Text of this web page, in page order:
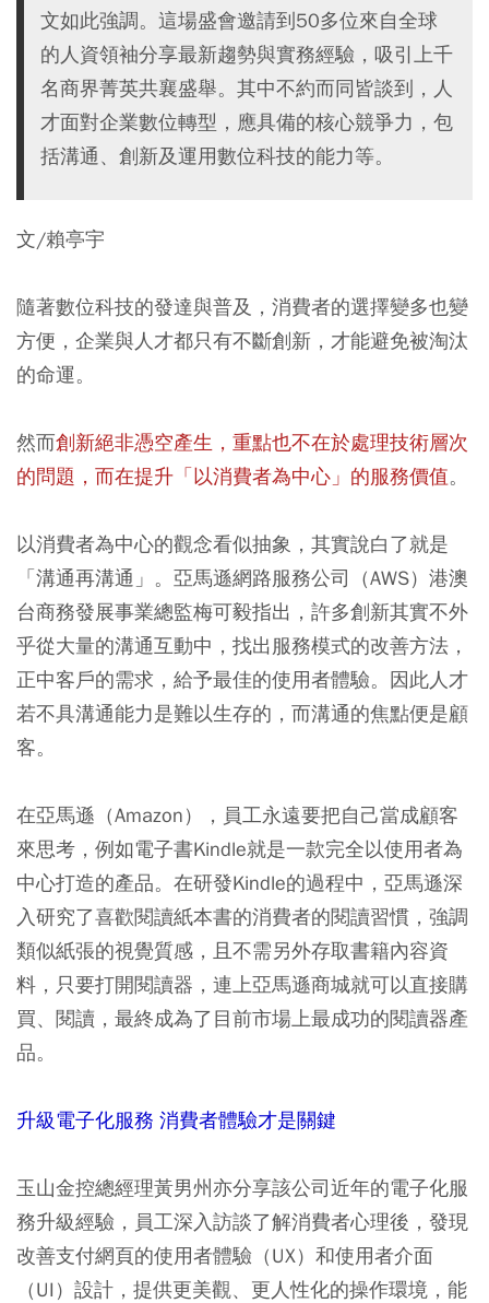
文如此強調。這場盛會邀請到50多位來自全球
的人資領袖分享最新趨勢與實務經驗，吸引上千
名商界菁英共襄盛舉。其中不約而同皆談到，人
才面對企業數位轉型，應具備的核心競爭力，包
括溝通、創新及運用數位科技的能力等。
文/賴亭宇
隨著數位科技的發達與普及，消費者的選擇變多也變
方便，企業與人才都只有不斷創新，才能避免被淘汰
的命運。
然而創新絕非憑空產生，重點也不在於處理技術層次
的問題，而在提升「以消費者為中心」的服務價值。
以消費者為中心的觀念看似抽象，其實說白了就是
「溝通再溝通」。亞馬遜網路服務公司（AWS）港澳
台商務發展事業總監梅可毅指出，許多創新其實不外
乎從大量的溝通互動中，找出服務模式的改善方法，
正中客戶的需求，給予最佳的使用者體驗。因此人才
若不具溝通能力是難以生存的，而溝通的焦點便是顧
客。
在亞馬遜（Amazon），員工永遠要把自己當成顧客
來思考，例如電子書Kindle就是一款完全以使用者為
中心打造的產品。在研發Kindle的過程中，亞馬遜深
入研究了喜歡閱讀紙本書的消費者的閱讀習慣，強調
類似紙張的視覺質感，且不需另外存取書籍內容資
料，只要打開閱讀器，連上亞馬遜商城就可以直接購
買、閱讀，最終成為了目前市場上最成功的閱讀器產
品。
升級電子化服務 消費者體驗才是關鍵
玉山金控總經理黃男州亦分享該公司近年的電子化服
務升級經驗，員工深入訪談了解消費者心理後，發現
改善支付網頁的使用者體驗（UX）和使用者介面
（UI）設計，提供更美觀、更人性化的操作環境，能